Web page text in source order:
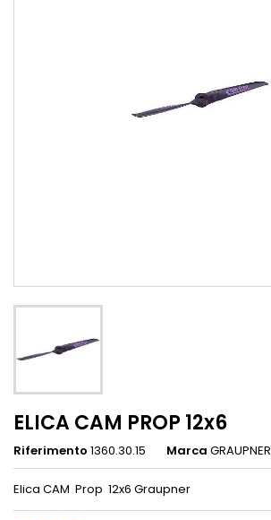
ELICA CAM PROP 12x6
Riferimento 1360.30.15 Marca GRAUPNER
Elica CAM Prop 12x6 Graupner